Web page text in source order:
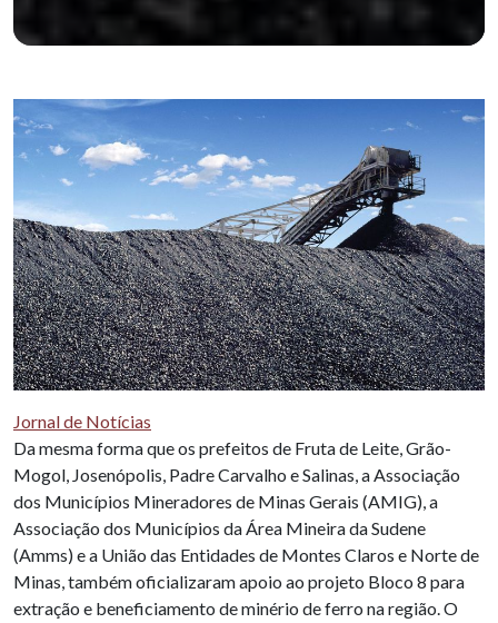
Jornal de Notícias
Da mesma forma que os prefeitos de Fruta de Leite, Grão-
Mogol, Josenópolis, Padre Carvalho e Salinas, a Associação
dos Municípios Mineradores de Minas Gerais (AMIG), a
Associação dos Municípios da Área Mineira da Sudene
(Amms) e a União das Entidades de Montes Claros e Norte de
Minas, também oficializaram apoio ao projeto Bloco 8 para
extração e beneficiamento de minério de ferro na região. O